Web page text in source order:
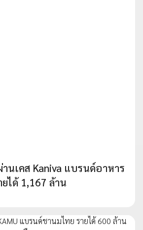
านเคส Kaniva แบรนด์อาหาร
ได้ 1,167 ล้าน